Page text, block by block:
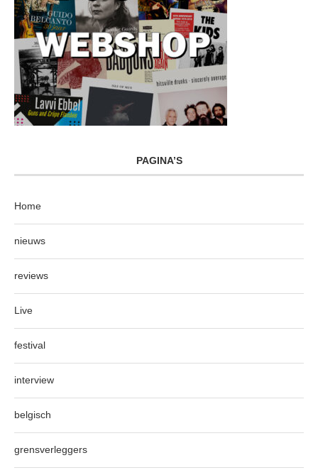
PAGINA’S
Home
nieuws
reviews
Live
festival
interview
belgisch
grensverleggers